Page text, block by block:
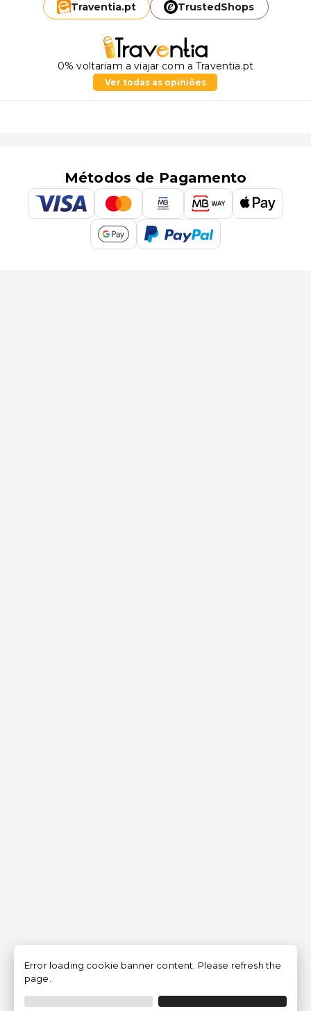
Filtrar
Traventia.pt TrustedShops
0% voltariam a viajar com a Traventia.pt
Ver todas as opiniões
Métodos de Pagamento
Error loading cookie banner content. Please refresh the
page.